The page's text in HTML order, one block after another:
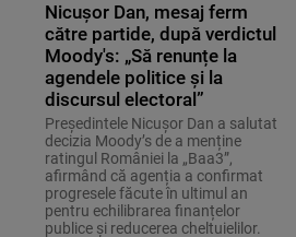
Nicușor Dan, mesaj ferm
către partide, după verdictul
Moody's: „Să renunțe la
agendele politice şi la
discursul electoral”
Președintele Nicușor Dan a salutat
decizia Moody’s de a menține
ratingul României la „Baa3”,
afirmând că agenția a confirmat
progresele făcute în ultimul an
pentru echilibrarea finanțelor
publice și reducerea cheltuielilor.